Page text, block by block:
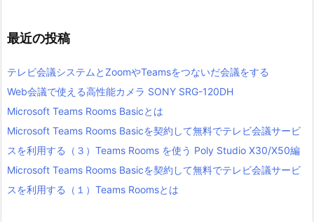
最近の投稿
テレビ会議システムとZoomやTeamsをつないだ会議をする
Web会議で使える高性能カメラ SONY SRG-120DH
Microsoft Teams Rooms Basicとは
Microsoft Teams Rooms Basicを契約して無料でテレビ会議サービ
スを利用する（３）Teams Rooms を使う Poly Studio X30/X50編
Microsoft Teams Rooms Basicを契約して無料でテレビ会議サービ
スを利用する（１）Teams Roomsとは